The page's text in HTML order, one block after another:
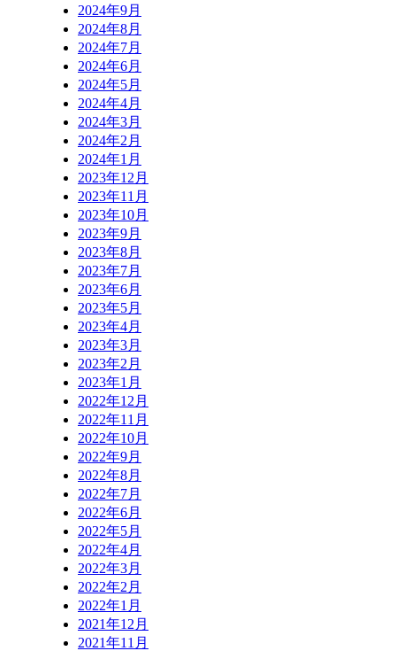
2024年9月
2024年8月
2024年7月
2024年6月
2024年5月
2024年4月
2024年3月
2024年2月
2024年1月
2023年12月
2023年11月
2023年10月
2023年9月
2023年8月
2023年7月
2023年6月
2023年5月
2023年4月
2023年3月
2023年2月
2023年1月
2022年12月
2022年11月
2022年10月
2022年9月
2022年8月
2022年7月
2022年6月
2022年5月
2022年4月
2022年3月
2022年2月
2022年1月
2021年12月
2021年11月